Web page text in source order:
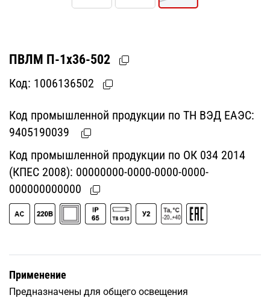
ПВЛМ П-1х36-502
Код: 1006136502
Код промышленной продукции по ТН ВЭД ЕАЭС:
9405190039
Код промышленной продукции по ОК 034 2014
(КПЕС 2008): 00000000-0000-0000-0000-
000000000000
Применение
Предназначены для общего освещения